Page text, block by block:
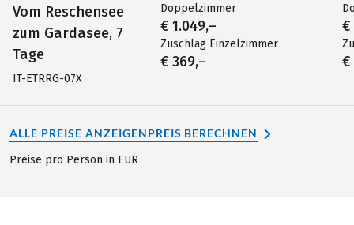
Vom Reschensee
zum Gardasee, 7
Tage
IT-ETRRG-07X
Doppelzimmer
€ 1.049,–
Zuschlag Einzelzimmer
€ 369,–
€
€
ALLE PREISE ANZEIGENPREIS BERECHNEN
Preise pro Person in EUR